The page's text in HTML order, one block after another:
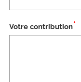
Votre contribution*